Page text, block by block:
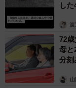
し
渡
72
母
分刻